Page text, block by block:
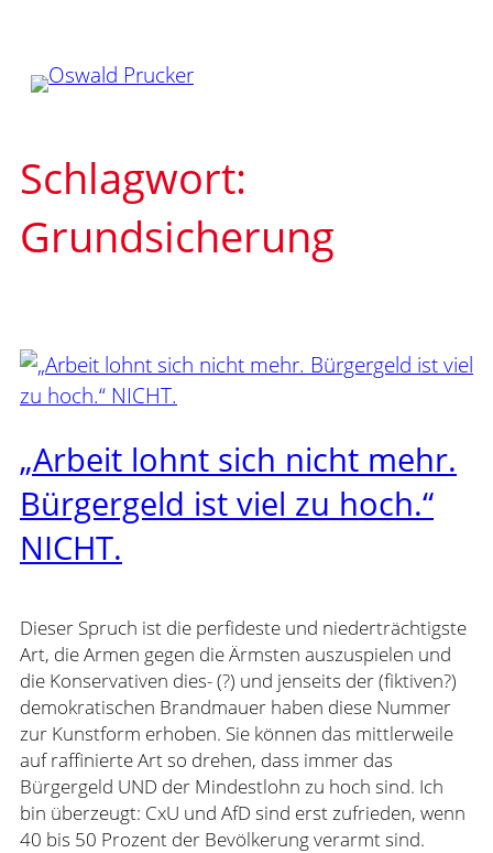
springen
Schlagwort:
Grundsicherung
„Arbeit lohnt sich nicht mehr.
Bürgergeld ist viel zu hoch.“
NICHT.
Dieser Spruch ist die perfideste und niederträchtigste
Art, die Armen gegen die Ärmsten auszuspielen und
die Konservativen dies- (?) und jenseits der (fiktiven?)
demokratischen Brandmauer haben diese Nummer
zur Kunstform erhoben. Sie können das mittlerweile
auf raffinierte Art so drehen, dass immer das
Bürgergeld UND der Mindestlohn zu hoch sind. Ich
bin überzeugt: CxU und AfD sind erst zufrieden, wenn
40 bis 50 Prozent der Bevölkerung verarmt sind.